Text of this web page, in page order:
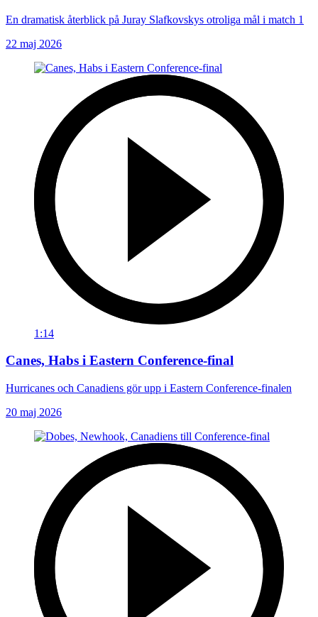
En dramatisk återblick på Juray Slafkovskys otroliga mål i match 1
22 maj 2026
1:14
Canes, Habs i Eastern Conference-final
Hurricanes och Canadiens gör upp i Eastern Conference-finalen
20 maj 2026